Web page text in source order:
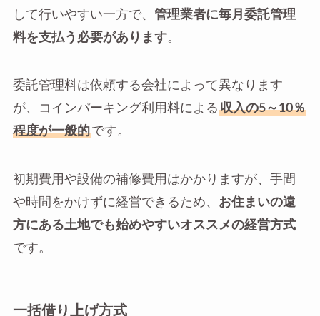
して行いやすい一方で、 管理業者に毎月委託管理
料を支払う必要があります。
委託管理料は依頼する会社によって異なります
が、コインパーキング利用料による 収入の5～10％
程度が一般的です。
初期費用や設備の補修費用はかかりますが、手間
や時間をかけずに経営できるため、 お住まいの遠
方にある土地でも始めやすいオススメの経営方式
です。
一括借り上げ方式